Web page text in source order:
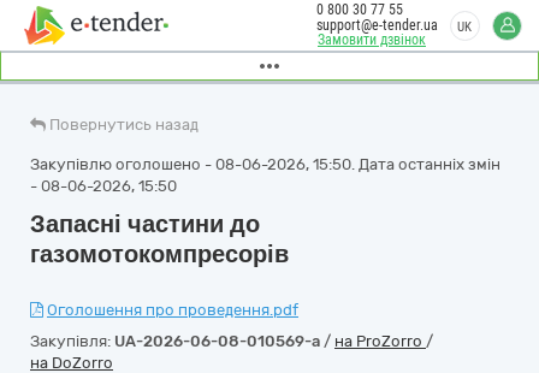
Замовити дзвінок
0 800 30 77 55
support@e-tender.ua
UK
Повернутись назад
Закупівлю оголошено - 08-06-2026, 15:50. Дата останніх змін
- 08-06-2026, 15:50
Запасні частини до
газомотокомпресорів
Оголошення про проведення.pdf
Закупівля: UA-2026-06-08-010569-a / на ProZorro /
на DoZorro